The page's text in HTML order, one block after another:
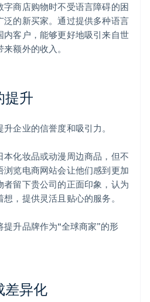
商店购物时不受语言障碍的困
泛的新买家。通过提供多种语言
内客户，能够更好地吸引来自世
额外的收入。
提升
企业的信誉度和吸引力。
化妆品或动漫周边商品，但不
览电商网站会让他们感到更加
者留下贵公司的正面印象，认为
，提供灵活且贴心的服务。
升品牌作为“全球商家”的形
差异化